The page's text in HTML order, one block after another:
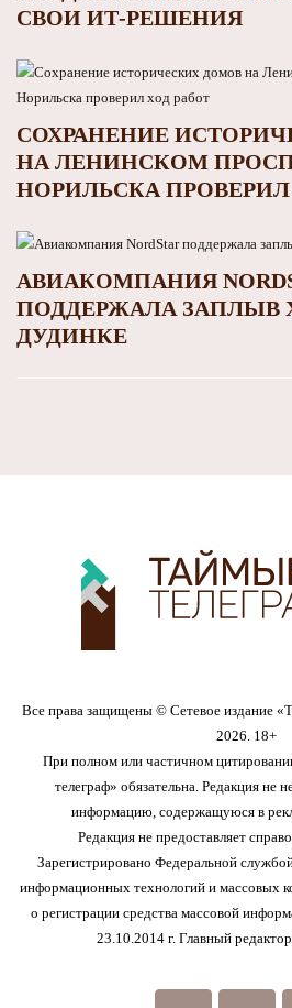
СВОИ ИТ‑РЕШЕНИЯ
СОХРАНЕНИЕ
НА ЛЕНИНСКОМ
НОРИЛЬСКА ПРОВЕРИЛ
АВИАКОМПАНИЯ
ПОДДЕРЖАЛА ЗАПЛЫВ
ДУДИНКЕ
Все права защищены © Сетевое издание
2026. 18+
При полном или частичном
телеграф» обязательна. Редакция не
информацию, содержащуюся в
Редакция не предоставляет
Зарегистрировано Федеральной
информационных технологий и массовых
о регистрации средства массовой
23.10.2014 г. Главный